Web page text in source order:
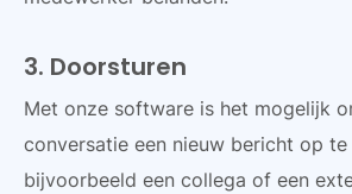
3. Doorsturen
Met onze software is het mogelijk
conversatie een nieuw bericht op te
bijvoorbeeld een collega of een